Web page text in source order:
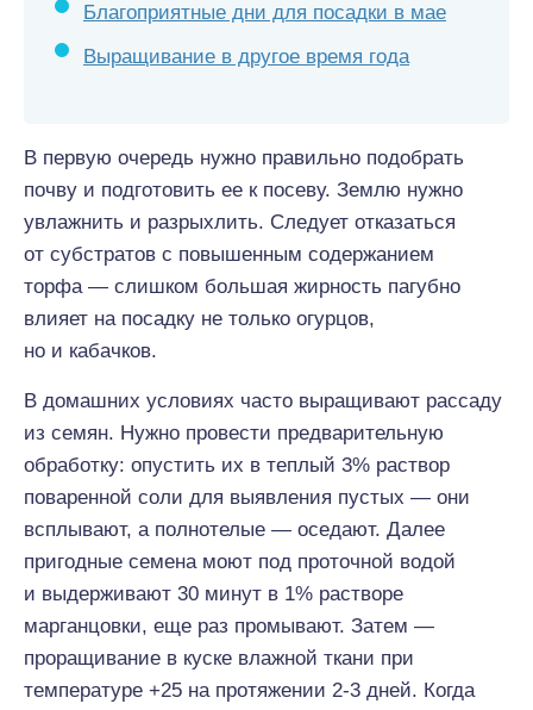
Благоприятные дни для посадки в мае
Выращивание в другое время года
В первую очередь нужно правильно подобрать
почву и подготовить ее к посеву. Землю нужно
увлажнить и разрыхлить. Следует отказаться
от субстратов с повышенным содержанием
торфа — слишком большая жирность пагубно
влияет на посадку не только огурцов,
но и кабачков.
В домашних условиях часто выращивают рассаду
из семян. Нужно провести предварительную
обработку: опустить их в теплый 3% раствор
поваренной соли для выявления пустых — они
всплывают, а полнотелые — оседают. Далее
пригодные семена моют под проточной водой
и выдерживают 30 минут в 1% растворе
марганцовки, еще раз промывают. Затем —
проращивание в куске влажной ткани при
температуре +25 на протяжении 2-3 дней. Когда